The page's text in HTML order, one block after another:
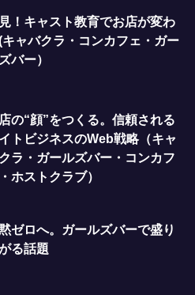
！キャスト教育でお店が変わ
キャバクラ・コンカフェ・ガー
バー）
の“顔”をつくる。信頼される
トビジネスのWeb戦略（キャ
ラ・ガールズバー・コンカフ
ホストクラブ）
ゼロへ。ガールズバーで盛り
がる話題